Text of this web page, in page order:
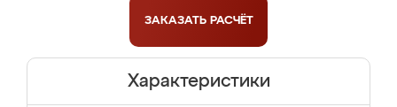
ЗАКАЗАТЬ РАСЧЁТ
Характеристики